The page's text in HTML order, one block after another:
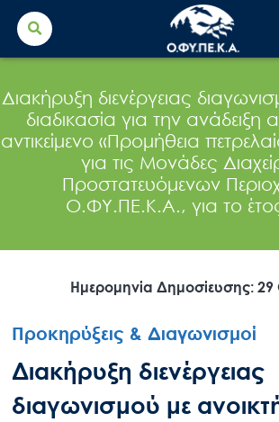
Search
for:
Διακήρυξη διενέργειας
διαδικασία για την ανάδειξη
αντικείμενο «Προμήθεια
για τις Μονάδες
Προστατευόμενων
Ο.ΦΥ.ΠΕ.Κ.Α., για το
Ημερομηνία Δημοσίευσης:
Προκηρύξεις & Διαγωνισμοί
Διακήρυξη διενέργειας
διαγωνισμού με